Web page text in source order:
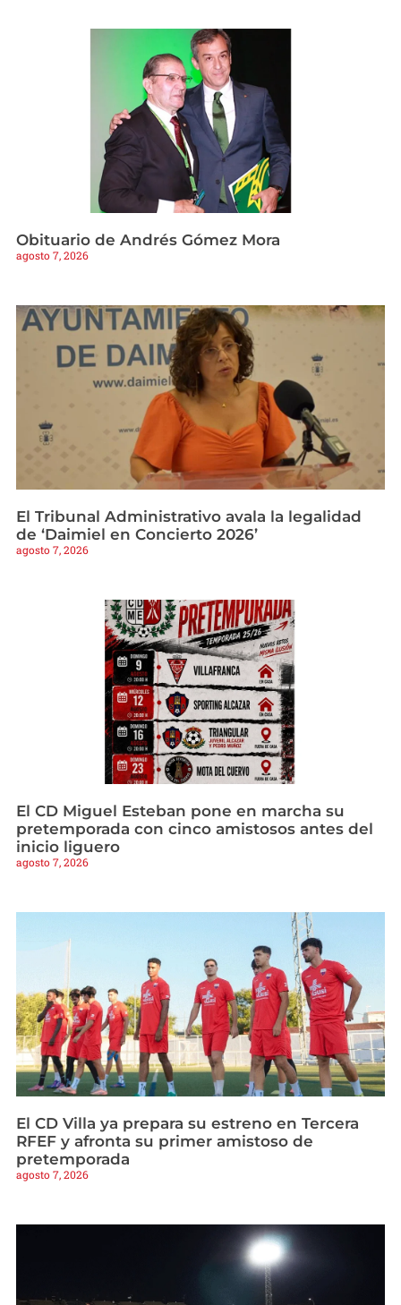
Obituario de Andrés Gómez Mora
agosto 7, 2026
El Tribunal Administrativo avala la legalidad
de ‘Daimiel en Concierto 2026’
agosto 7, 2026
El CD Miguel Esteban pone en marcha su
pretemporada con cinco amistosos antes del
inicio liguero
agosto 7, 2026
El CD Villa ya prepara su estreno en Tercera
RFEF y afronta su primer amistoso de
pretemporada
agosto 7, 2026